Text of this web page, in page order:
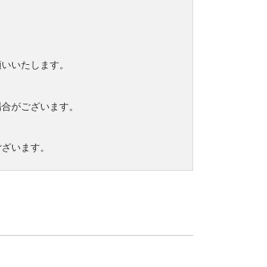
いたします。
がございます。
います。